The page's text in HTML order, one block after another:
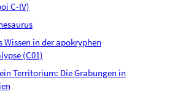
C-IV)
Wissen in der apokryphen
(C01)
Territorium: Die Grabungen in